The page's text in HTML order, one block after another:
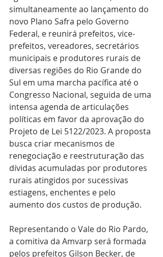
simultaneamente ao lançamento do
novo Plano Safra pelo Governo
Federal, e reunirá prefeitos, vice-
prefeitos, vereadores, secretários
municipais e produtores rurais de
diversas regiões do Rio Grande do
Sul em uma marcha pacífica até o
Congresso Nacional, seguida de uma
intensa agenda de articulações
políticas em favor da aprovação do
Projeto de Lei 5122/2023. A proposta
busca criar mecanismos de
renegociação e reestruturação das
dívidas acumuladas por produtores
rurais atingidos por sucessivas
estiagens, enchentes e pelo
aumento dos custos de produção.
Representando o Vale do Rio Pardo,
a comitiva da Amvarp será formada
pelos prefeitos Gilson Becker, de